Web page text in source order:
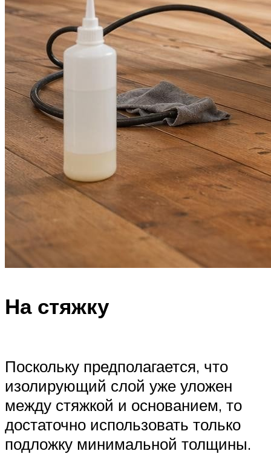
На стяжку
Поскольку предполагается, что
изолирующий слой уже уложен
между стяжкой и основанием, то
достаточно использовать только
подложку минимальной толщины.